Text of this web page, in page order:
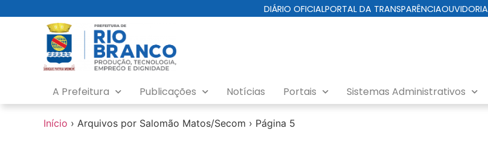
conteúdo
DIÁRIO OFICIALPORTAL DA TRANSPARÊNCIAOUVIDORIA
A Prefeitura Publicações Notícias Portais Sistemas Administrativos
Início › Arquivos por Salomão Matos/Secom › Página 5